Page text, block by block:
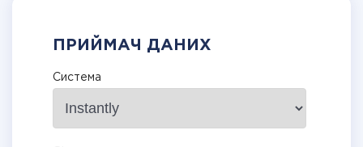
ПРИЙМАЧ ДАНИХ
Система